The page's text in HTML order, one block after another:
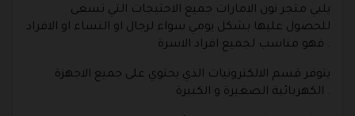
يلبي متجر نون الامارات جميع الاحتيجات التي تسعى
للحصول عليها بشكل يومي سواء لرجال او النساء او الافراد
فهو مناسب لجميع افراد الاسرة .
يتوفر قسم الالكترونيات الذي يحتوي على جميع الاجهزة
الكهربائية الصغيرة و الكبيرة .